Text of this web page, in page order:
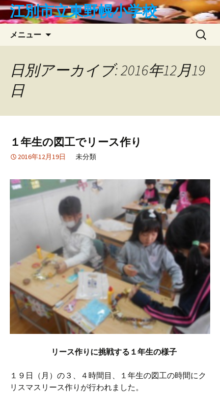
コ
ン 江別市立東野幌小学校
メニュー
検
索:
日別アーカイブ: 2016年12月19
日
１年生の図工でリース作り
2016年12月19日 未分類
リース作りに挑戦する１年生の様子
１９日（月）の３、４時間目、１年生の図工の時間にク
リスマスリース作りが行われました。